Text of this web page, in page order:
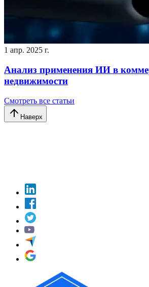
1 апр. 2025 г.
Анализ применения ИИ в
недвижимости
Смотреть все статьи
Наверх